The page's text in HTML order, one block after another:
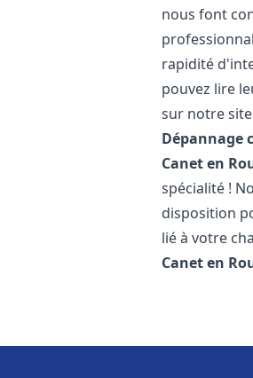
nous font
rapidité
pouvez lire
sur notre
Dépannage
Canet en
spécialité !
disposition
lié à votre
Canet en